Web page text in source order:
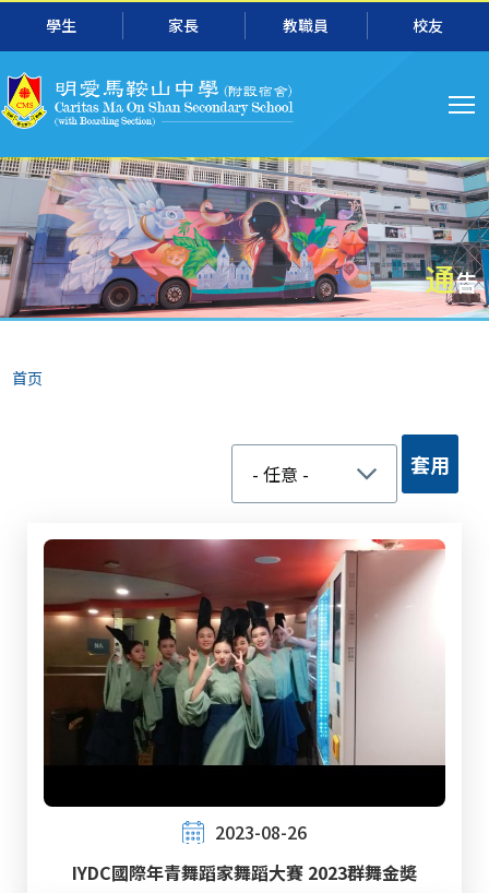
跳转到主要内容
學生 家長 教職員 校友
主
航
通告
面
包
首页
2023-08-26
IYDC國際年青舞蹈家舞蹈大賽 2023群舞金奬